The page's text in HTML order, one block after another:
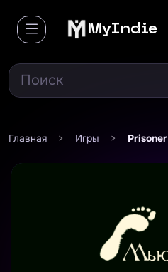
MyIndie
Главная > Игры > Prisoner